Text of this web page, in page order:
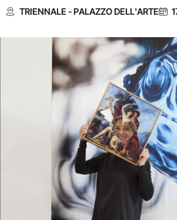
TRIENNALE - PALAZZO DELL'ARTE